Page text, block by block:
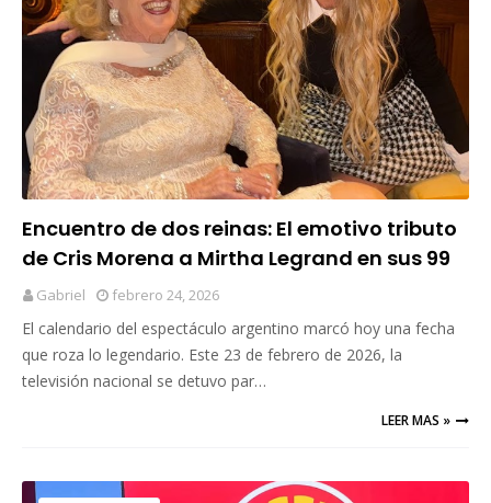
Encuentro de dos reinas: El emotivo tributo
de Cris Morena a Mirtha Legrand en sus 99
años
Gabriel febrero 24, 2026
El calendario del espectáculo argentino marcó hoy una fecha
que roza lo legendario. Este 23 de febrero de 2026, la
televisión nacional se detuvo par…
LEER MAS »